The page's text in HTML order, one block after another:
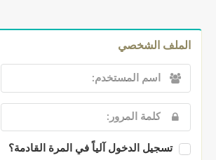
الملف الشخصي
تسجيل الدخول آلياً في المرة القادمة؟